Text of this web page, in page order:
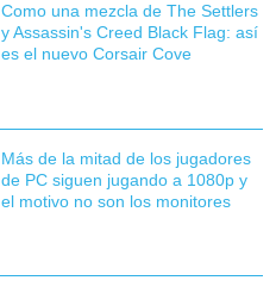
Como una mezcla de The Settlers
y Assassin's Creed Black Flag: así
es el nuevo Corsair Cove
Más de la mitad de los jugadores
de PC siguen jugando a 1080p y
el motivo no son los monitores